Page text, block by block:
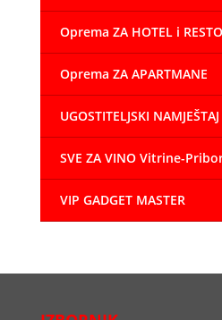
Oprema ZA HOTEL i
Oprema ZA APARTMANE
UGOSTITELJSKI NAMJEŠTAJ
SVE ZA VINO Vitrine-
VIP GADGET MASTER